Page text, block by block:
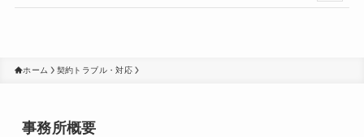
ホーム 契約トラブル・対応
事務所概要